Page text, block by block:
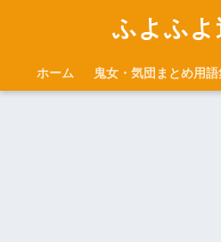
ふよふよ
ホーム 鬼女・気団まとめ用語